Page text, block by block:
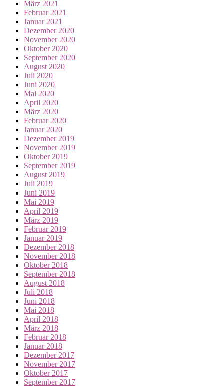
März 2021
Februar 2021
Januar 2021
Dezember 2020
November 2020
Oktober 2020
September 2020
August 2020
Juli 2020
Juni 2020
Mai 2020
April 2020
März 2020
Februar 2020
Januar 2020
Dezember 2019
November 2019
Oktober 2019
September 2019
August 2019
Juli 2019
Juni 2019
Mai 2019
April 2019
März 2019
Februar 2019
Januar 2019
Dezember 2018
November 2018
Oktober 2018
September 2018
August 2018
Juli 2018
Juni 2018
Mai 2018
April 2018
März 2018
Februar 2018
Januar 2018
Dezember 2017
November 2017
Oktober 2017
September 2017